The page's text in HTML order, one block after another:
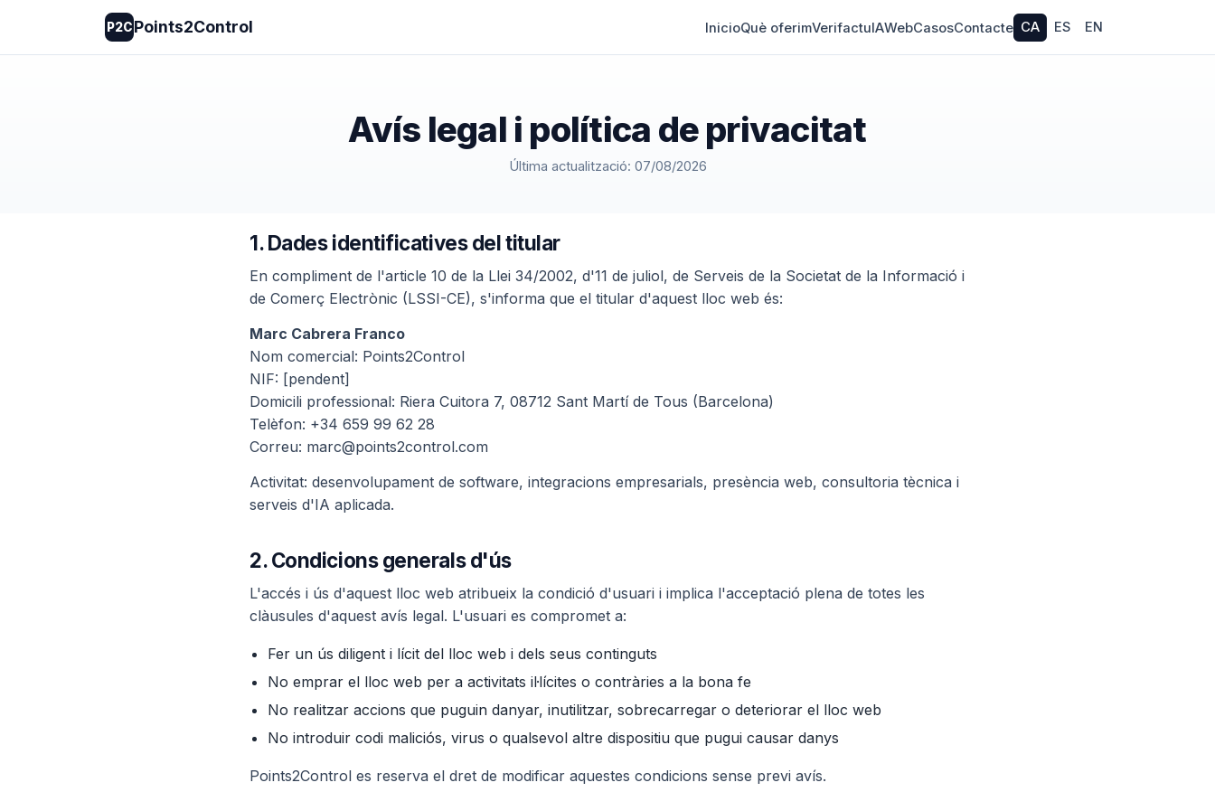
P2CPoints2Control InicioQuè oferimVerifactuIAWebCasosContacte CA ES EN
Avís legal i política de privacitat
Última actualització: 07/08/2026
1. Dades identificatives del titular
En compliment de l'article 10 de la Llei 34/2002, d'11 de juliol, de Serveis de la Societat de la Informació i
de Comerç Electrònic (LSSI-CE), s'informa que el titular d'aquest lloc web és:
Marc Cabrera Franco
Nom comercial: Points2Control
NIF: [pendent]
Domicili professional: Riera Cuitora 7, 08712 Sant Martí de Tous (Barcelona)
Telèfon: +34 659 99 62 28
Correu: marc@points2control.com
Activitat: desenvolupament de software, integracions empresarials, presència web, consultoria tècnica i
serveis d'IA aplicada.
2. Condicions generals d'ús
L'accés i ús d'aquest lloc web atribueix la condició d'usuari i implica l'acceptació plena de totes les
clàusules d'aquest avís legal. L'usuari es compromet a:
Fer un ús diligent i lícit del lloc web i dels seus continguts
No emprar el lloc web per a activitats il·lícites o contràries a la bona fe
No realitzar accions que puguin danyar, inutilitzar, sobrecarregar o deteriorar el lloc web
No introduir codi maliciós, virus o qualsevol altre dispositiu que pugui causar danys
Points2Control es reserva el dret de modificar aquestes condicions sense previ avís.